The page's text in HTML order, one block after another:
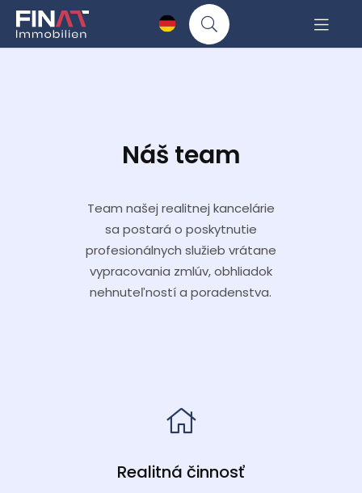
Náš team
Team našej realitnej kancelárie
sa postará o poskytnutie
profesionálnych služieb vrátane
vypracovania zmlúv, obhliadok
nehnuteľností a poradenstva.
Realitná činnosť